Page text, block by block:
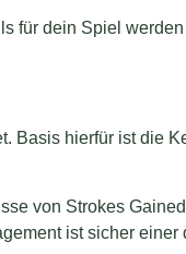
für dein Spiel
Basis hierfür ist die
von Strokes
ist sicher einer